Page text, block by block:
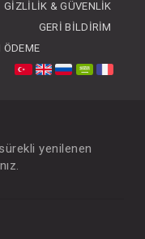
GIZLILIK & GÜVENLIK
GERI BILDIRIM
ÖDEME
yenilenen